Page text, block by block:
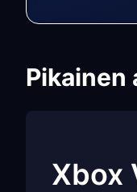
Pikainen
Xbox